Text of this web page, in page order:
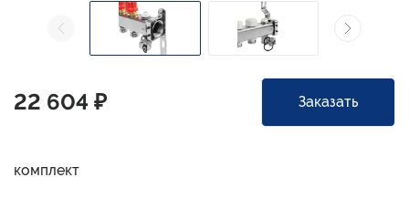
22 604 ₽ Заказать
комплект